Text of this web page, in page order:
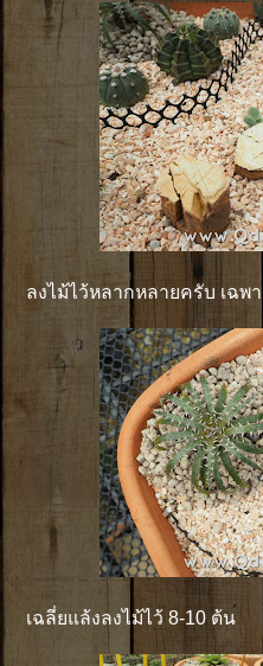
ลงไม้ไว้หลากหลายครับ เฉพ
เฉลี่ยแล้งลงไม้ไว้ 8-10 ต้น